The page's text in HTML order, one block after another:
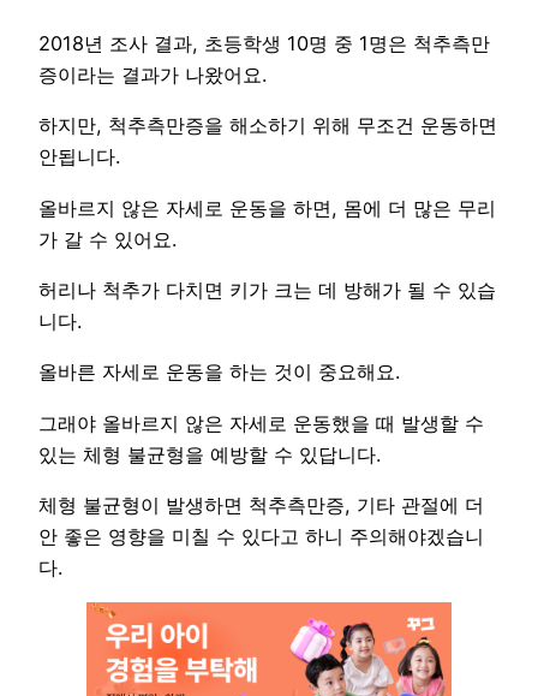
2018년 조사 결과, 초등학생 10명 중 1명은 척추측만
증이라는 결과가 나왔어요.
하지만, 척추측만증을 해소하기 위해 무조건 운동하면
안됩니다.
올바르지 않은 자세로 운동을 하면, 몸에 더 많은 무리
가 갈 수 있어요.
허리나 척추가 다치면 키가 크는 데 방해가 될 수 있습
니다.
올바른 자세로 운동을 하는 것이 중요해요.
그래야 올바르지 않은 자세로 운동했을 때 발생할 수
있는 체형 불균형을 예방할 수 있답니다.
체형 불균형이 발생하면 척추측만증, 기타 관절에 더
안 좋은 영향을 미칠 수 있다고 하니 주의해야겠습니
다.